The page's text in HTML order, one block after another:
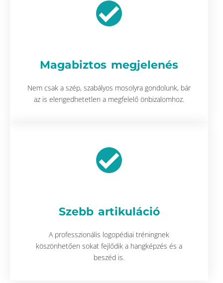
Magabiztos megjelenés
Nem csak a szép, szabályos mosolyra gondolunk, bár
az is elengedhetetlen a megfelelő önbizalomhoz.
Szebb artikuláció
A professzionális logopédiai tréningnek
köszönhetően sokat fejlődik a hangképzés és a
beszéd is.